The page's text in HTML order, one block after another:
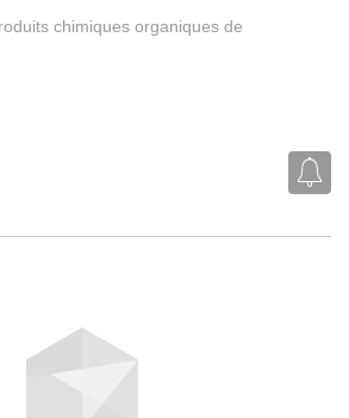
chimiques organiques de